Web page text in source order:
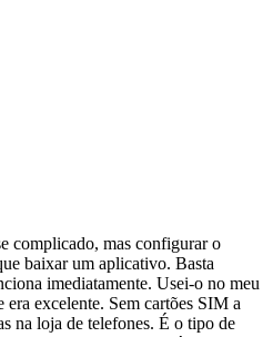
complicado, mas configurar o
baixar um aplicativo. Basta
imediatamente. Usei-o no meu
excelente. Sem cartões SIM a
na loja de telefones. É o tipo de